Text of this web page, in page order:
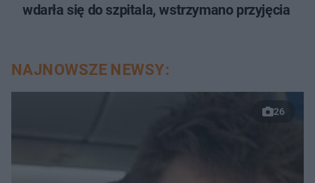
wdarła się do szpitala, wstrzymano przyjęcia
NAJNOWSZE NEWSY:
26